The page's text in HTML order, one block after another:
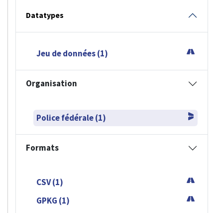
Datatypes
Jeu de données (1)
Organisation
Police fédérale (1)
Formats
CSV (1)
GPKG (1)